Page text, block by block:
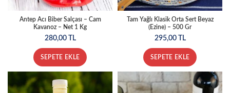
Antep Acı Biber Salçası – Cam
Kavanoz – Net 1 Kg
280,00 TL
SEPETE EKLE
Tam Yağlı Klasik Orta Sert Beyaz
(Ezine) – 500 Gr
295,00 TL
SEPETE EKLE